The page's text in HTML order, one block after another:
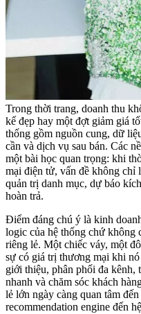
Trong thời trang, doanh thu
kế đẹp hay một đợt giảm giá
thống gồm nguồn cung, dữ
cần và dịch vụ sau bán. Các
một bài học quan trọng: khi
mại điện tử, vấn đề không chỉ
quản trị danh mục, dự báo
hoàn trả.
Điểm đáng chú ý là kinh
logic của hệ thống chứ không
riêng lẻ. Một chiếc váy, một
sự có giá trị thương mại khi
giới thiệu, phân phối đa kênh,
nhanh và chăm sóc khách
lẻ lớn ngày càng quan tâm
recommendation engine đến